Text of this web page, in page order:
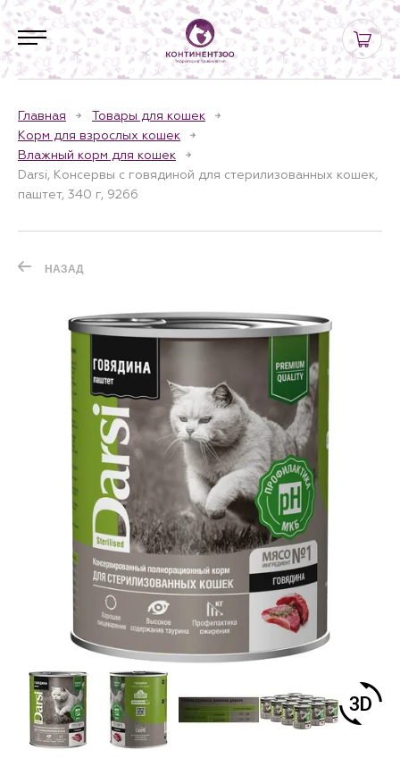
Главная
Товары для кошек
Корм для взрослых кошек
Влажный корм для кошек
Darsi, Консервы с говядиной для стерилизованных кошек,
паштет, 340 г, 9266
НАЗАД